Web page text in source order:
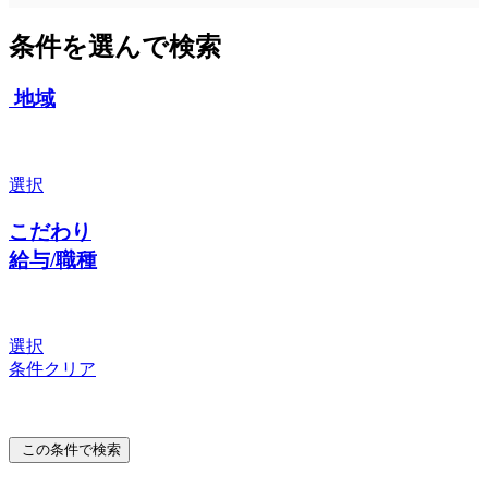
条件を選んで検索
地域
選択
こだわり
給与/職種
選択
条件クリア
この条件で検索